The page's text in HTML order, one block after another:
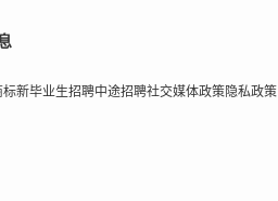
标新毕业生招聘中途招聘社交媒体政策隐私政策